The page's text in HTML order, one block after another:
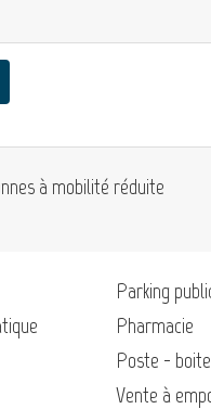
à mobilité réduite
Parking
Pharmacie
Poste -
Vente à